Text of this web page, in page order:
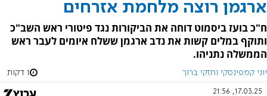
ארגמן רוצה מלחמת אזרחים
ח"כ בועז ביסמוט דוחה את הביקורות נגד פיטורי ראש השב"כ
ותוקף במלים קשות את נדב ארגמן ששלח איומים לעבר ראש
הממשלה נתניהו.
יוני קמפינסקי וחזקי ברוך 1 דקות
17.03.25, 21:56